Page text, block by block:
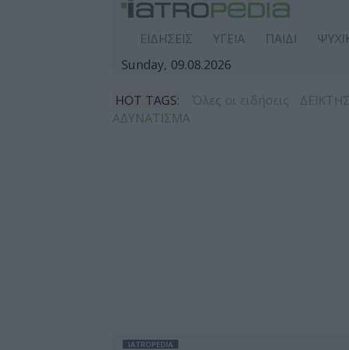
ΕΙΔΗΣΕΙΣ ΥΓΕΙΑ ΠΑΙΔΙ
Sunday, 09.08.2026
HOT TAGS: Όλες οι ειδήσεις
ΑΔΥΝΑΤΙΣΜΑ
IATROPEDIA